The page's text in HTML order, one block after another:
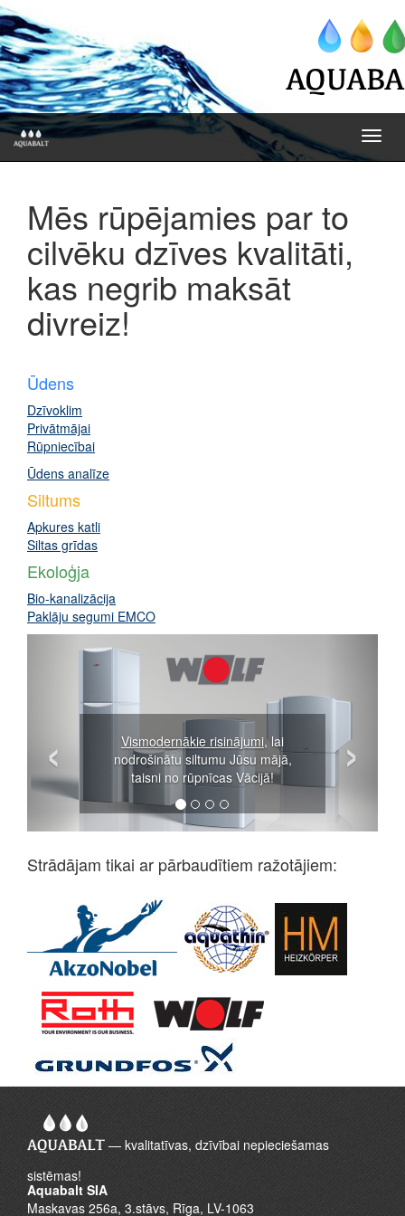
Mēs rūpējamies par to
cilvēku dzīves kvalitāti,
kas negrib maksāt
divreiz!
Ūdens
Dzīvoklim
Privātmājai
Rūpniecībai
Ūdens analīze
Siltums
Apkures katli
Siltas grīdas
Ekoloģja
Bio-kanalizācija
Paklāju segumi EMCO
Vismodernākie risinājumi, lai
nodrošinātu siltumu Jūsu mājā,
taisni no rūpnīcas Vācijā!
‹ ›
Strādājam tikai ar pārbaudītiem ražotājiem:
— kvalitatīvas, dzīvībai nepieciešamas
sistēmas!
Aquabalt SIA
Maskavas 256a, 3.stāvs, Rīga, LV-1063